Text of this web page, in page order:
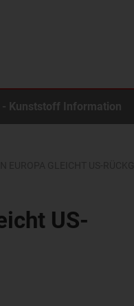
- Kunststoff Information
US-